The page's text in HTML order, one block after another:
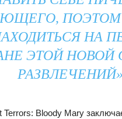
НА
ЭТОЙ НОВОЙ
Bloody Mary